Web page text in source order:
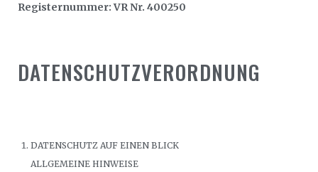
Registernummer: VR Nr. 400250
DATENSCHUTZVERORDNUNG
DATENSCHUTZ AUF EINEN BLICK
ALLGEMEINE HINWEISE